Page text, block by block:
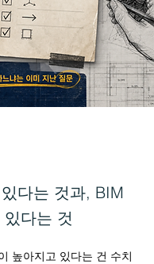
다는 것과, BIM
다는 것
높아지고 있다는 건 수치